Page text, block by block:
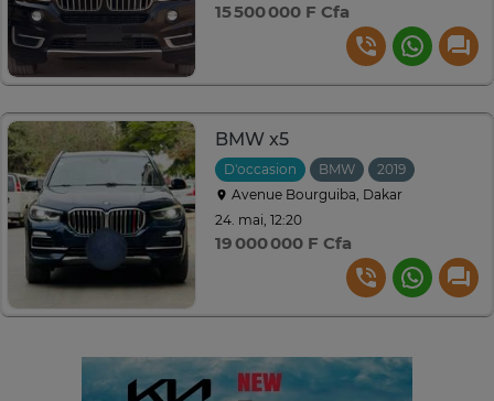
15 500 000 F Cfa
BMW x5
D'occasion BMW
2019
Avenue Bourguiba, Dakar
24. mai, 12:20
19 000 000 F Cfa